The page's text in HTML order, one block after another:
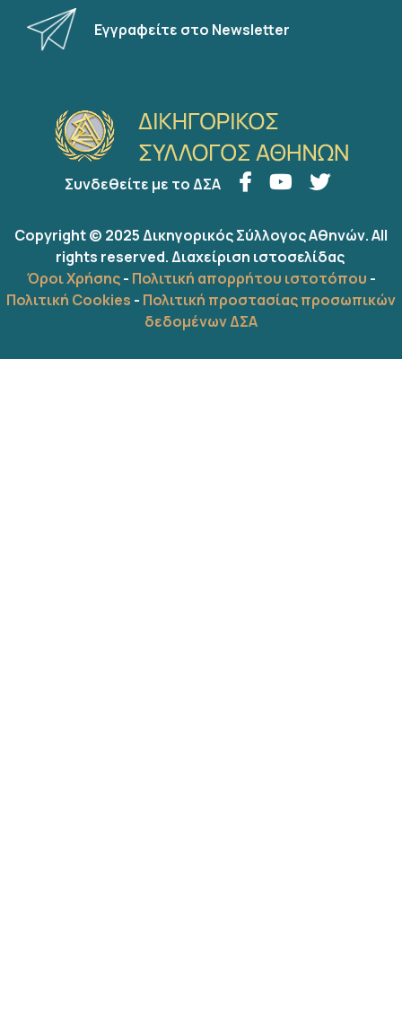
Εγγραφείτε στο Newsletter
Συνδεθείτε με το ΔΣΑ
Copyright © 2025 Δικηγορικός Σύλλογος Αθηνών. All
rights reserved.Διαχείριση ιστοσελίδας
Όροι Χρήσης- Πολιτική απορρήτου ιστοτόπου -
Πολιτική Cookies - Πολιτική προστασίας προσωπικών
δεδομένων ΔΣΑ